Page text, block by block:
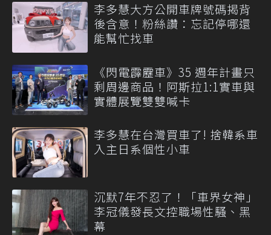
李多慧大方公開車牌號碼揭背
後含意！粉絲讚：忘記停哪還
能幫忙找車
《閃電霹靂車》35 週年計畫只
剩周邊商品！阿斯拉1:1實車與
實體展覽雙雙喊卡
李多慧在台灣買車了! 捨韓系車
入主日系個性小車
沉默7年不忍了！「車界女神」
李冠儀發長文控職場性騷、黑
幕